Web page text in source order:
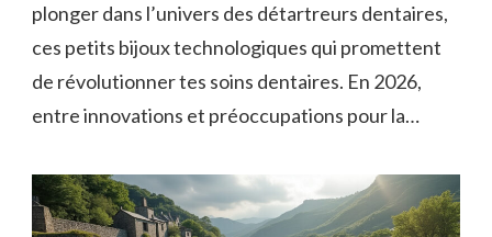
plonger dans l’univers des détartreurs dentaires,
ces petits bijoux technologiques qui promettent
de révolutionner tes soins dentaires. En 2026,
entre innovations et préoccupations pour la…